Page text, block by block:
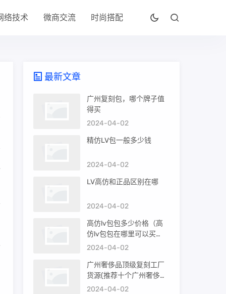
络技术 微商交流 时尚搭配
最新文章
广州复刻包，哪个牌子值
得买
2024-04-02
精仿LV包一般多少钱
2024-04-02
LV高仿和正品区别在哪
2024-04-02
高仿lv包包多少价格（高
仿lv包包在哪里可以买
到）
2024-04-02
广州奢侈品顶级复刻工厂
货源(推荐十个广州奢侈品
购买渠道)
2024-04-02